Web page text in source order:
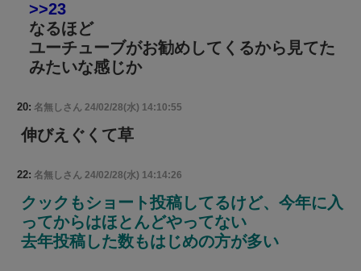
>>23
なるほど
ユーチューブがお勧めしてくるから見てた
みたいな感じか
20: 名無しさん 24/02/28(水) 14:10:55
伸びえぐくて草
22: 名無しさん 24/02/28(水) 14:14:26
クックもショート投稿してるけど、今年に入
ってからはほとんどやってない
去年投稿した数もはじめの方が多い